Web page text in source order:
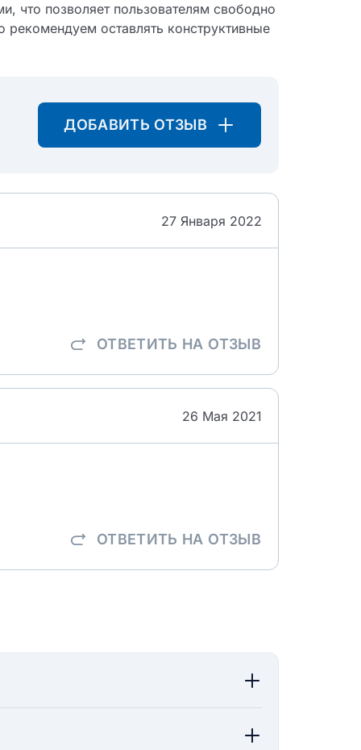
что позволяет пользователям свободно
оставлять конструктивные
ДОБАВИТЬ ОТЗЫВ
27 Января 2022
ОТВЕТИТЬ НА ОТЗЫВ
26 Мая 2021
ОТВЕТИТЬ НА ОТЗЫВ